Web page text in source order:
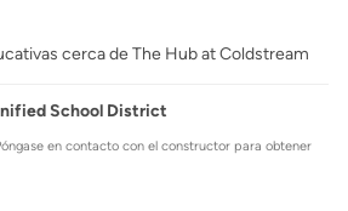
cerca de The Hub at Coldstream
School District
en contacto con el constructor para obtener